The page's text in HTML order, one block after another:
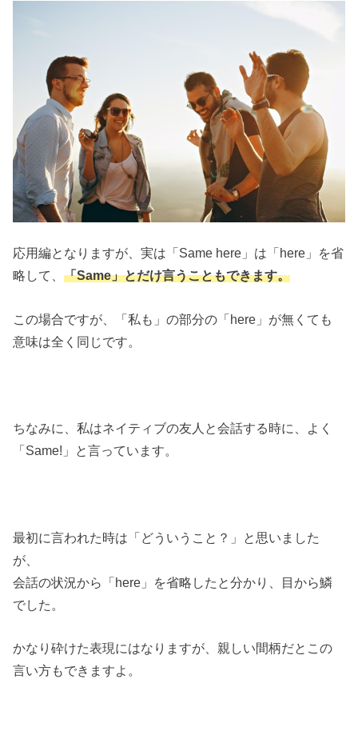
応用編となりますが、実は「Same here」は「here」を省
略して、「Same」とだけ言うこともできます。
この場合ですが、「私も」の部分の「here」が無くても
意味は全く同じです。
ちなみに、私はネイティブの友人と会話する時に、よく
「Same!」と言っています。
最初に言われた時は「どういうこと？」と思いました
が、
会話の状況から「here」を省略したと分かり、目から鱗
でした。
かなり砕けた表現にはなりますが、親しい間柄だとこの
言い方もできますよ。